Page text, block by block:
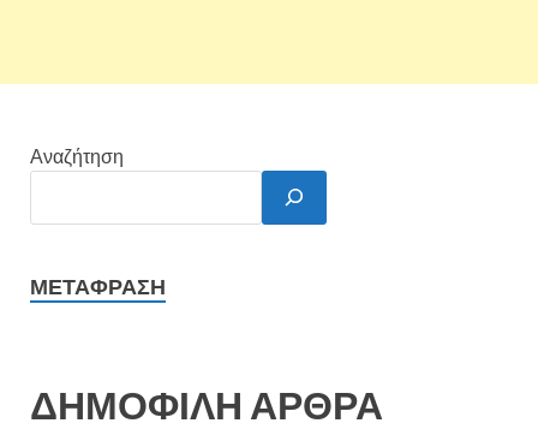
Αναζήτηση
ΜΕΤΆΦΡΑΣΗ
ΔΗΜΟΦΙΛΗ ΑΡΘΡΑ